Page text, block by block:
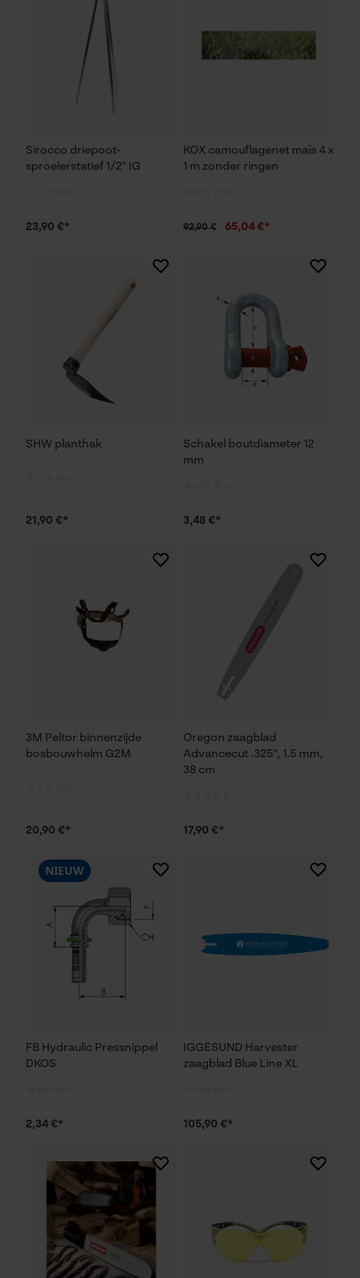
Sirocco driepoot-
sproeierstatief 1/2" IG
23,90 €*
KOX camouflagenet maïs 4 x
1 m zonder ringen
92,90 € 65,04 €*
SHW planthak
21,90 €*
Schakel boutdiameter 12
mm
3,48 €*
3M Peltor binnenzijde
bosbouwhelm G2M
20,90 €*
Oregon zaagblad
Advancecut .325", 1.5 mm,
38 cm
17,90 €*
FB Hydraulic Pressnippel
DKOS
NIEUW
2,34 €*
IGGESUND Harvester
zaagblad Blue Line XL
105,90 €*